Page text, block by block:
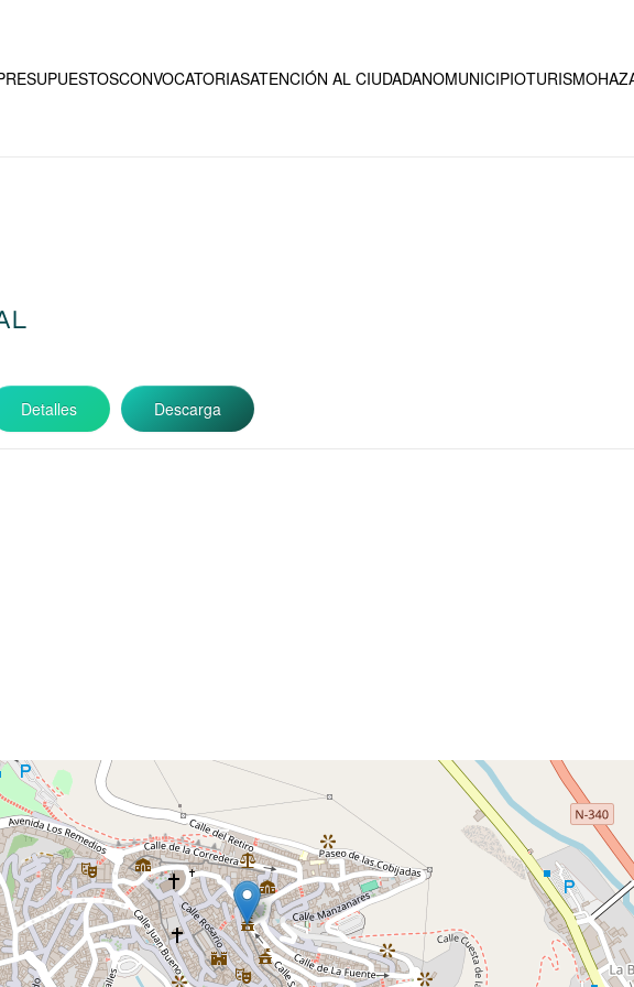
CONVOCATORIASATENCIÓN AL CIUDADANOMUNICIPIOTURISMO
Descarga
Detalles